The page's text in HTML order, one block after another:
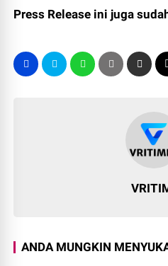
Press Release ini juga
ANDA MUNGKIN